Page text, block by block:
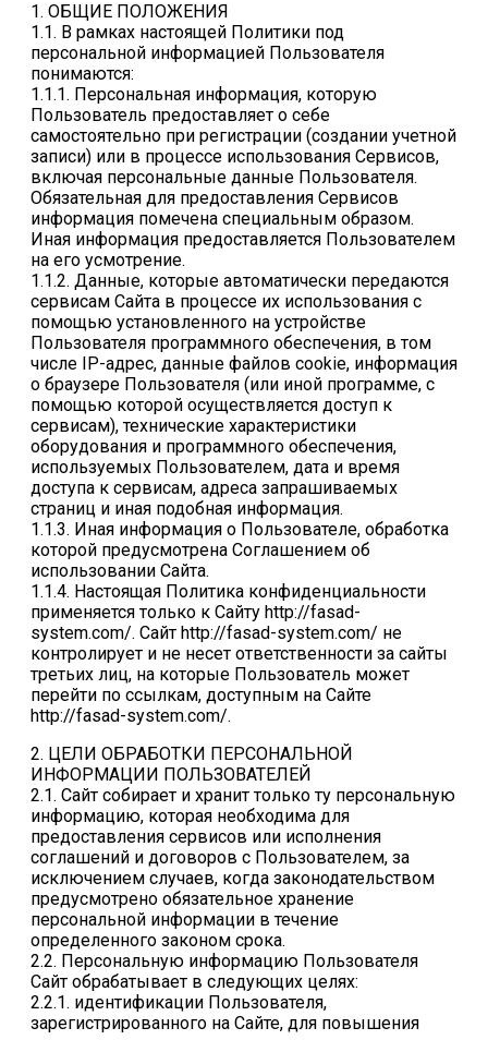
1. ОБЩИЕ ПОЛОЖЕНИЯ
1.1. В рамках настоящей Политики под
персональной информацией Пользователя
понимаются:
1.1.1. Персональная информация, которую
Пользователь предоставляет о себе
самостоятельно при регистрации (создании учетной
записи) или в процессе использования Сервисов,
включая персональные данные Пользователя.
Обязательная для предоставления Сервисов
информация помечена специальным образом.
Иная информация предоставляется Пользователем
на его усмотрение.
1.1.2. Данные, которые автоматически передаются
сервисам Сайта в процессе их использования с
помощью установленного на устройстве
Пользователя программного обеспечения, в том
числе IP-адрес, данные файлов cookie, информация
о браузере Пользователя (или иной программе, с
помощью которой осуществляется доступ к
сервисам), технические характеристики
оборудования и программного обеспечения,
используемых Пользователем, дата и время
доступа к сервисам, адреса запрашиваемых
страниц и иная подобная информация.
1.1.3. Иная информация о Пользователе, обработка
которой предусмотрена Соглашением об
использовании Сайта.
1.1.4. Настоящая Политика конфиденциальности
применяется только к Сайту http://fasad-
system.com/. Сайт http://fasad-system.com/ не
контролирует и не несет ответственности за сайты
третьих лиц, на которые Пользователь может
перейти по ссылкам, доступным на Сайте
http://fasad-system.com/.
2. ЦЕЛИ ОБРАБОТКИ ПЕРСОНАЛЬНОЙ
ИНФОРМАЦИИ ПОЛЬЗОВАТЕЛЕЙ
2.1. Сайт собирает и хранит только ту персональную
информацию, которая необходима для
предоставления сервисов или исполнения
соглашений и договоров с Пользователем, за
исключением случаев, когда законодательством
предусмотрено обязательное хранение
персональной информации в течение
определенного законом срока.
2.2. Персональную информацию Пользователя
Сайт обрабатывает в следующих целях:
2.2.1. идентификации Пользователя,
зарегистрированного на Сайте, для повышения